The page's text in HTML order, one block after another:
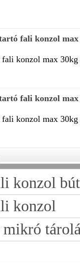
fali konzol
konzol max
fali konzol
konzol max
konzol
konzol